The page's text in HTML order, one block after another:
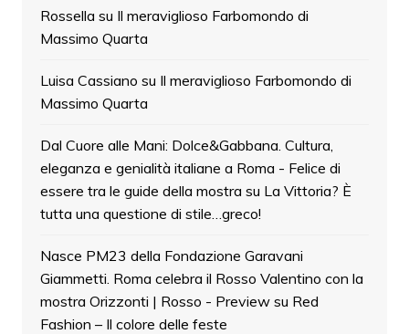
Rossella su Il meraviglioso Farbomondo di
Massimo Quarta
Luisa Cassiano su Il meraviglioso Farbomondo di
Massimo Quarta
Dal Cuore alle Mani: Dolce&Gabbana. Cultura,
eleganza e genialità italiane a Roma - Felice di
essere tra le guide della mostra su La Vittoria? È
tutta una questione di stile…greco!
Nasce PM23 della Fondazione Garavani
Giammetti. Roma celebra il Rosso Valentino con la
mostra Orizzonti | Rosso - Previewsu Red
Fashion – Il colore delle feste